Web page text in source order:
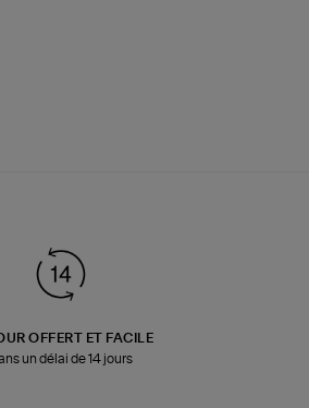
OFFERT ET FACILE
un délai de 14 jours